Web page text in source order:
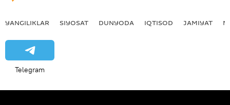
YANGILIKLAR SIYOSAT DUNYODA IQTISOD JAMIYAT
Telegram